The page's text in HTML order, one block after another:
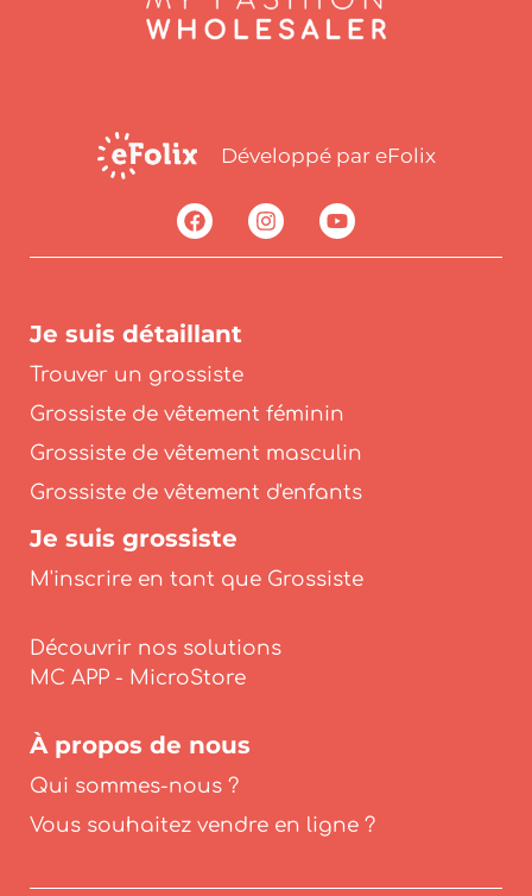
Développé par eFolix
Je suis détaillant
Trouver un grossiste
Grossiste de vêtement féminin
Grossiste de vêtement masculin
Grossiste de vêtement d'enfants
Je suis grossiste
M'inscrire en tant que Grossiste
Découvrir nos solutions
À propos de nous
Qui sommes-nous ?
Vous souhaitez vendre en ligne ?